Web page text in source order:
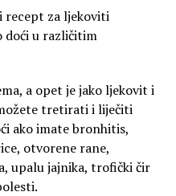
recept za ljekoviti
doći u različitim
a opet je jako ljekovit i
tretirati i liječiti
ako imate bronhitis,
otvorene rane,
upalu jajnika, trofički čir